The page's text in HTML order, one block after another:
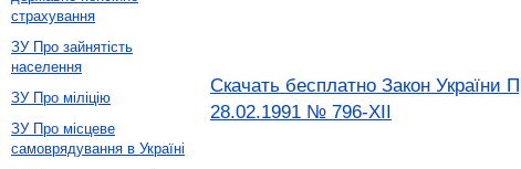
Скачать бесплатно Закон України
28.02.1991 № 796-XII
страхування
ЗУ Про зайнятість
населення
ЗУ Про міліцію
ЗУ Про місцеве
самоврядування в Україні